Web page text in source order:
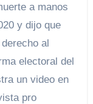
a manos
y dijo que
al
electoral del
un video en
pro